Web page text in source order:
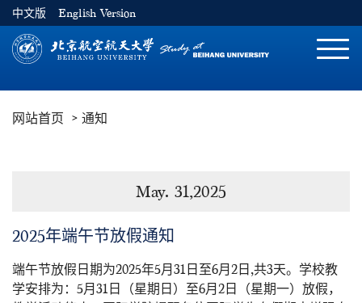
中文版 English Version
切
网站首页 通知
May. 31,2025
2025年端午节放假通知
端午节放假日期为2025年5月31日至6月2日,共3天。学校教
学安排为：5月31日（星期日）至6月2日（星期一）放假，